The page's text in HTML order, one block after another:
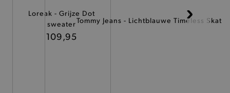
Loreak - Grijze Dot
sweater
109,95
Tommy Jeans - Lichtblauwe Timeless
TARGETING